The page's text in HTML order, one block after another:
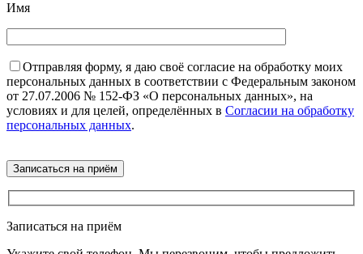
Имя
Отправляя форму, я даю своё согласие на обработку моих
персональных данных в соответствии с Федеральным законом
от 27.07.2006 № 152-ФЗ «О персональных данных», на
условиях и для целей, определённых в Согласии на обработку
персональных данных.
Записаться на приём